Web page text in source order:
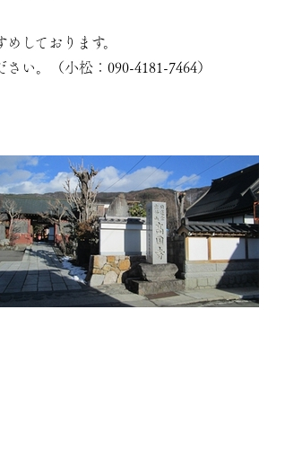
しております。
い。（小松：090-4181-7464）